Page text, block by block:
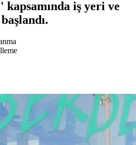
kapsamında iş yeri ve